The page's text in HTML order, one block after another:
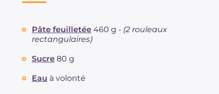
Pâte feuilletée 460 g - (2 rouleaux
rectangulaires)
Sucre 80 g
Eau à volonté